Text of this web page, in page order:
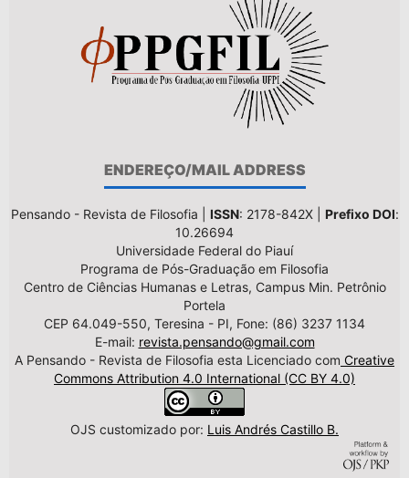
ENDEREÇO/MAIL ADDRESS
Pensando - Revista de Filosofia | ISSN: 2178-842X | Prefixo DOI:
10.26694
Universidade Federal do Piauí
Programa de Pós-Graduação em Filosofia
Centro de Ciências Humanas e Letras, Campus Min. Petrônio
Portela
CEP 64.049-550, Teresina - PI, Fone: (86) 3237 1134
E-mail: revista.pensando@gmail.com
A Pensando - Revista de Filosofia esta Licenciado com Creative
Commons Attribution 4.0 International (CC BY 4.0)
OJS customizado por: Luis Andrés Castillo B.